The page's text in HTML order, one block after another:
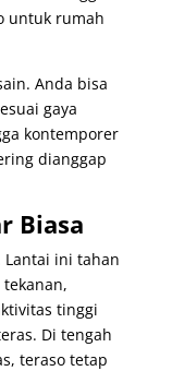
untuk rumah
Anda bisa
gaya
kontemporer
dianggap
Biasa
Lantai ini tahan
tinggi
Di tengah
teraso tetap